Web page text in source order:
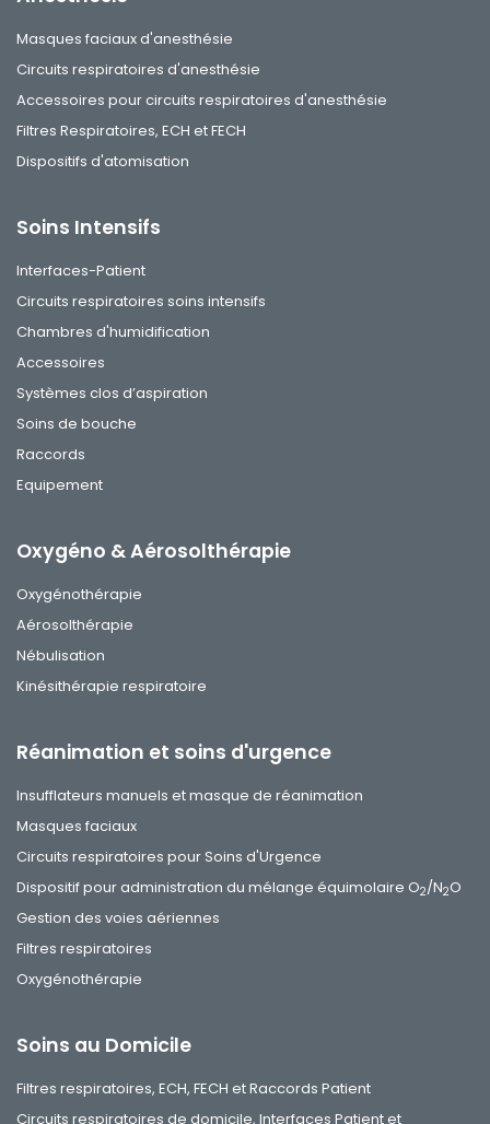
Masques faciaux d'anesthésie
Circuits respiratoires d'anesthésie
Accessoires pour circuits respiratoires d'anesthésie
Filtres Respiratoires, ECH et FECH
Dispositifs d'atomisation
Soins Intensifs
Interfaces-Patient
Circuits respiratoires soins intensifs
Chambres d'humidification
Accessoires
Systèmes clos d’aspiration
Soins de bouche
Raccords
Equipement
Oxygéno & Aérosolthérapie
Oxygénothérapie
Aérosolthérapie
Nébulisation
Kinésithérapie respiratoire
Réanimation et soins d'urgence
Insufflateurs manuels et masque de réanimation
Masques faciaux
Circuits respiratoires pour Soins d'Urgence
Dispositif pour administration du mélange équimolaire O2/N2O
Gestion des voies aériennes
Filtres respiratoires
Oxygénothérapie
Soins au Domicile
Filtres respiratoires, ECH, FECH et Raccords Patient
Circuits respiratoires de domicile, Interfaces Patient et